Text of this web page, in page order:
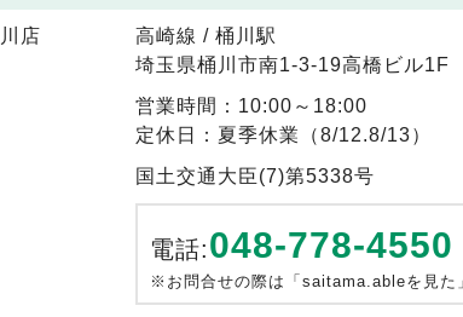
高崎線 / 桶川駅
埼玉県桶川市南1-3-19高橋ビル1F
営業時間：10:00～18:00
定休日：夏季休業（8/12.8/13）
国土交通大臣(7)第5338号
電話:048-778-4550
※お問合せの際は「saitama.ableを見た